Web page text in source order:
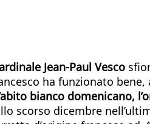
Jean-Paul Vesco
ha funzionato bene,
bianco domenicano,
scorso dicembre